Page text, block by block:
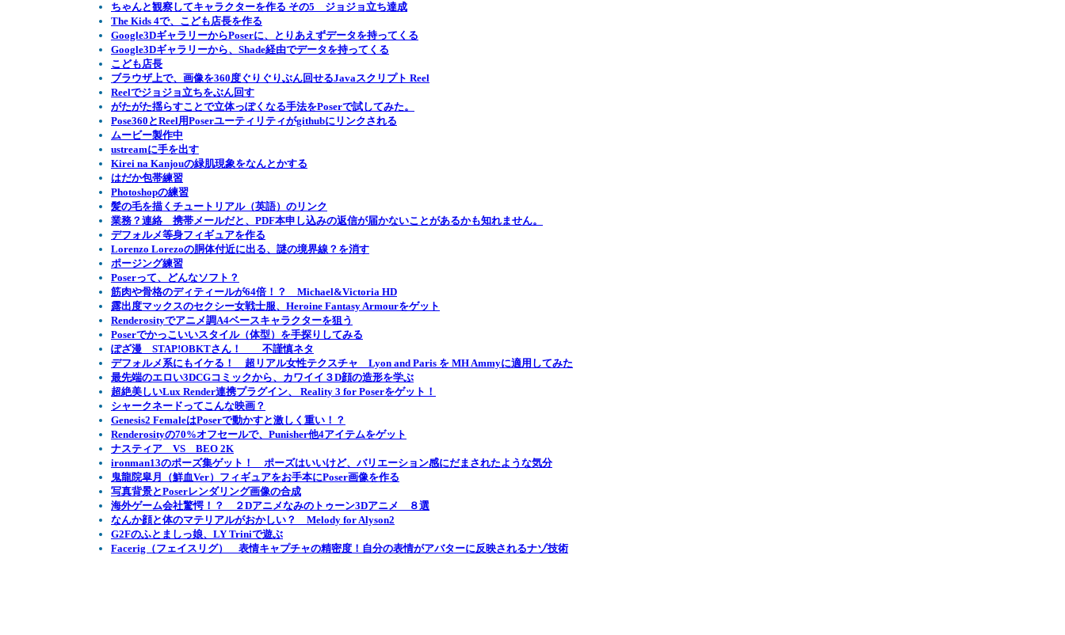
ちゃんと観察してキャラクターを作る その5 ジョジョ立ち達成
The Kids 4で、こども店長を作る
Google3DギャラリーからPoserに、とりあえずデータを持ってくる
Google3Dギャラリーから、Shade経由でデータを持ってくる
こども店長
ブラウザ上で、画像を360度ぐりぐりぶん回せるJavaスクリプト Reel
Reelでジョジョ立ちをぶん回す
がたがた揺らすことで立体っぽくなる手法をPoserで試してみた。
Pose360とReel用Poserユーティリティがgithubにリンクされる
ムービー製作中
ustreamに手を出す
Kirei na Kanjouの緑肌現象をなんとかする
はだか包帯練習
Photoshopの練習
髪の毛を描くチュートリアル（英語）のリンク
業務？連絡 携帯メールだと、PDF本申し込みの返信が届かないことがあるかも知れません。
デフォルメ等身フィギュアを作る
Lorenzo Lorezoの胴体付近に出る、謎の境界線？を消す
ポージング練習
Poserって、どんなソフト？
筋肉や骨格のディティールが64倍！？ Michael&Victoria HD
露出度マックスのセクシー女戦士服、Heroine Fantasy Armourをゲット
Renderosityでアニメ調A4ベースキャラクターを狙う
Poserでかっこいいスタイル（体型）を手探りしてみる
ぽざ漫 STAP!OBKTさん！ 不謹慎ネタ
デフォルメ系にもイケる！ 超リアル女性テクスチャ Lyon and Paris を MH Ammyに適用してみた
最先端のエロい3DCGコミックから、カワイイ３D顔の造形を学ぶ
超絶美しいLux Render連携プラグイン、 Reality 3 for Poserをゲット！
シャークネードってこんな映画？
Genesis2 FemaleはPoserで動かすと激しく重い！？
Renderosityの70%オフセールで、Punisher他4アイテムをゲット
ナスティア VS BEO 2K
ironman13のポーズ集ゲット！ ポーズはいいけど、バリエーション感にだまされたような気分
鬼龍院皐月（鮮血Ver）フィギュアをお手本にPoser画像を作る
写真背景とPoserレンダリング画像の合成
海外ゲーム会社驚愕！？ ２Dアニメなみのトゥーン3Dアニメ ８選
なんか顔と体のマテリアルがおかしい？ Melody for Alyson2
G2Fのふとましっ娘、LY Triniで遊ぶ
Facerig（フェイスリグ） 表情キャプチャの精密度！自分の表情がアバターに反映されるナゾ技術